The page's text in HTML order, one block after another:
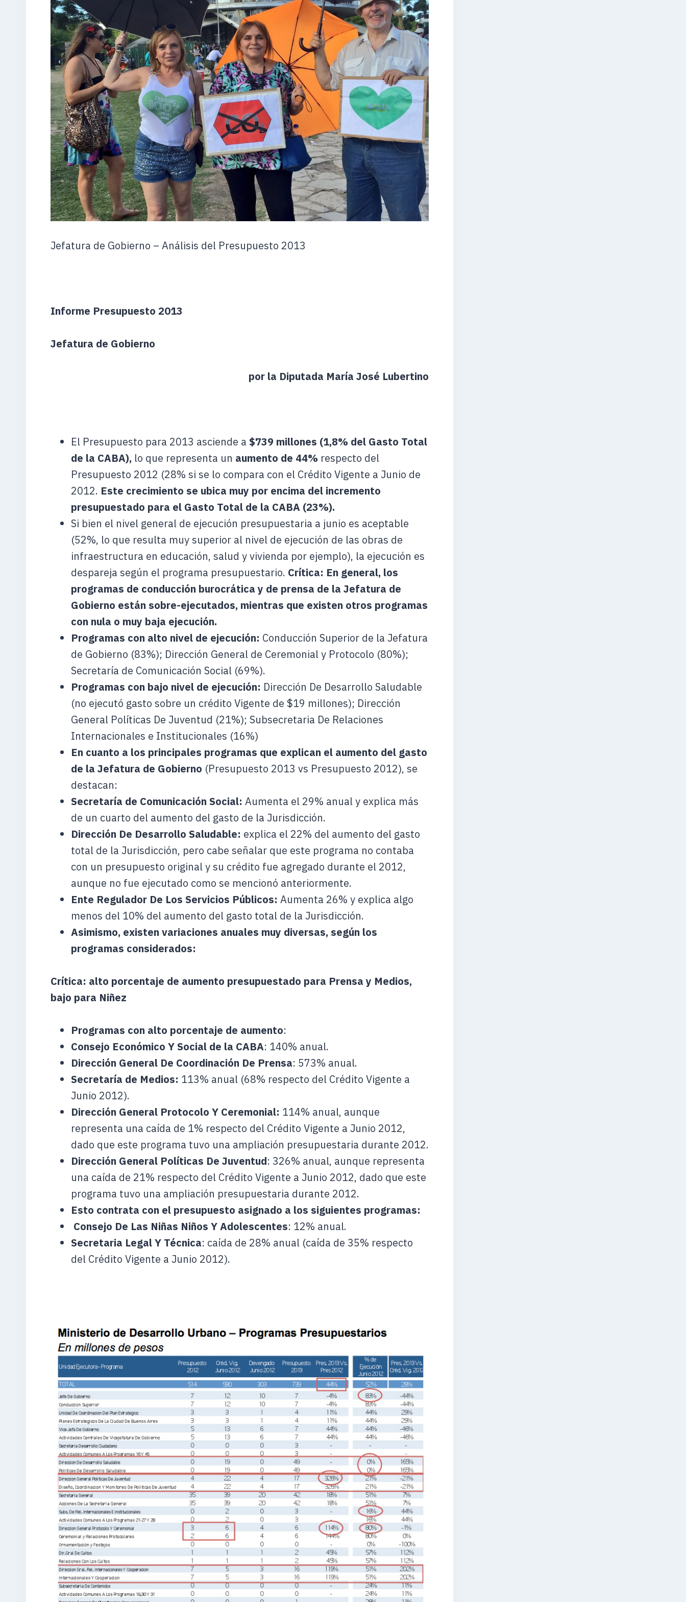
Jefatura de Gobierno – Análisis del Presupuesto 2013
Informe Presupuesto 2013
Jefatura de Gobierno
por la Diputada María José Lubertino
El Presupuesto para 2013 asciende a $739 millones (1,8% del Gasto Total
de la CABA), lo que representa un aumento de 44% respecto del
Presupuesto 2012 (28% si se lo compara con el Crédito Vigente a Junio de
2012. Este crecimiento se ubica muy por encima del incremento
presupuestado para el Gasto Total de la CABA (23%).
Si bien el nivel general de ejecución presupuestaria a junio es aceptable
(52%, lo que resulta muy superior al nivel de ejecución de las obras de
infraestructura en educación, salud y vivienda por ejemplo), la ejecución es
despareja según el programa presupuestario. Crítica: En general, los
programas de conducción burocrática y de prensa de la Jefatura de
Gobierno están sobre-ejecutados, mientras que existen otros programas
con nula o muy baja ejecución.
Programas con alto nivel de ejecución: Conducción Superior de la Jefatura
de Gobierno (83%); Dirección General de Ceremonial y Protocolo (80%);
Secretaría de Comunicación Social (69%).
Programas con bajo nivel de ejecución: Dirección De Desarrollo Saludable
(no ejecutó gasto sobre un crédito Vigente de $19 millones); Dirección
General Políticas De Juventud (21%); Subsecretaria De Relaciones
Internacionales e Institucionales (16%)
En cuanto a los principales programas que explican el aumento del gasto
de la Jefatura de Gobierno (Presupuesto 2013 vs Presupuesto 2012), se
destacan:
Secretaría de Comunicación Social: Aumenta el 29% anual y explica más
de un cuarto del aumento del gasto de la Jurisdicción.
Dirección De Desarrollo Saludable: explica el 22% del aumento del gasto
total de la Jurisdicción, pero cabe señalar que este programa no contaba
con un presupuesto original y su crédito fue agregado durante el 2012,
aunque no fue ejecutado como se mencionó anteriormente.
Ente Regulador De Los Servicios Públicos: Aumenta 26% y explica algo
menos del 10% del aumento del gasto total de la Jurisdicción.
Asimismo, existen variaciones anuales muy diversas, según los
programas considerados:
Crítica: alto porcentaje de aumento presupuestado para Prensa y Medios,
bajo para Niñez
Programas con alto porcentaje de aumento:
Consejo Económico Y Social de la CABA: 140% anual.
Dirección General De Coordinación De Prensa: 573% anual.
Secretaría de Medios: 113% anual (68% respecto del Crédito Vigente a
Junio 2012).
Dirección General Protocolo Y Ceremonial: 114% anual, aunque
representa una caída de 1% respecto del Crédito Vigente a Junio 2012,
dado que este programa tuvo una ampliación presupuestaria durante 2012.
Dirección General Políticas De Juventud: 326% anual, aunque representa
una caída de 21% respecto del Crédito Vigente a Junio 2012, dado que este
programa tuvo una ampliación presupuestaria durante 2012.
Esto contrata con el presupuesto asignado a los siguientes programas:
Consejo De Las Niñas Niños Y Adolescentes: 12% anual.
Secretaria Legal Y Técnica: caída de 28% anual (caída de 35% respecto
del Crédito Vigente a Junio 2012).